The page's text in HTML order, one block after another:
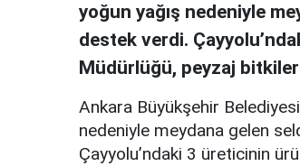
yoğun yağış nedeniyle
destek verdi.
Müdürlüğü, peyzaj
Ankara Büyükşehir
nedeniyle meydana gelen
Çayyolu’ndaki 3 üreticinin